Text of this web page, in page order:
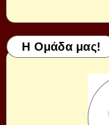
Η Ομάδα μας!